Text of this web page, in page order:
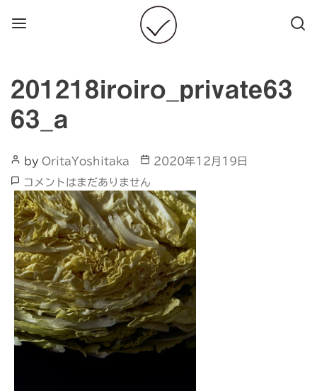
Menu Search
201218iroiro_private63
63_a
PostbyOritaYoshitaka
Post2020年12月19日
201218iroiro_private6363_a
へ
の
コメントはまだありません